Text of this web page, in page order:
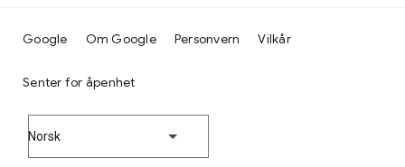
Google Om Google Personvern Vilkår
Senter for åpenhet
Norsk